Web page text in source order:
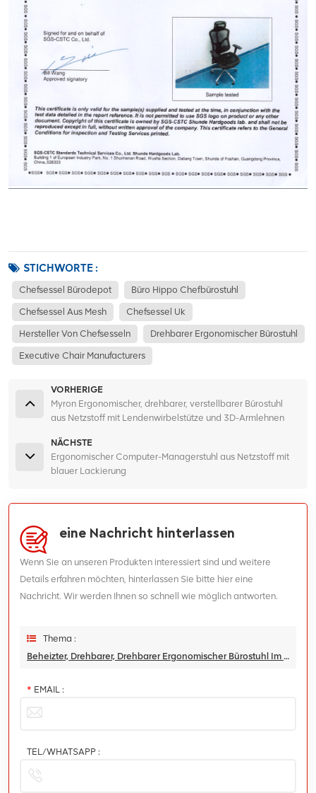
STICHWORTE :
Chefsessel Bürodepot Büro Hippo Chefbürostuhl
Chefsessel Aus Mesh Chefsessel Uk
Hersteller Von Chefsesseln Drehbarer Ergonomischer Bürostuhl
Executive Chair Manufacturers
VORHERIGE
Myron Ergonomischer, drehbarer, verstellbarer Bürostuhl
aus Netzstoff mit Lendenwirbelstütze und 3D-Armlehnen
NÄCHSTE
Ergonomischer Computer-Managerstuhl aus Netzstoff mit
blauer Lackierung
eine Nachricht hinterlassen
Wenn Sie an unseren Produkten interessiert sind und weitere
Details erfahren möchten, hinterlassen Sie bitte hier eine
Nachricht. Wir werden Ihnen so schnell wie möglich antworten.
Thema :
Beheizter, Drehbarer, Drehbarer Ergonomischer Bürostuhl Im Ergo-Design
* EMAIL :
TEL/WHATSAPP :